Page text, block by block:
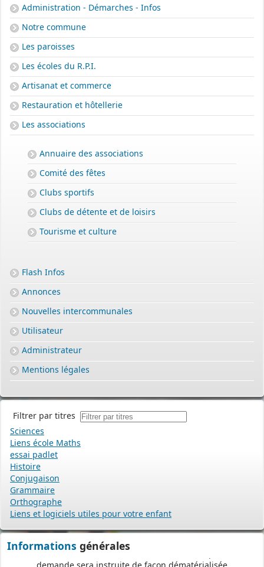
Administration - Démarches - Infos
Notre commune
Les paroisses
Les écoles du R.P.I.
Artisanat et commerce
Restauration et hôtellerie
Les associations
Annuaire des associations
Comité des fêtes
Clubs sportifs
Clubs de détente et de loisirs
Tourisme et culture
Flash Infos
Annonces
Nouvelles intercommunales
Utilisateur
Administrateur
Mentions légales
Filtrer par titres
Sciences
Liens école Maths
essai padlet
Histoire
Conjugaison
Grammaire
Orthographe
Liens et logiciels utiles pour votre enfant
Informations générales
PERMIS DE CONSTRUIRE- DECLARATION PREALABLE
dorénavant en ligne
voie électronique (SVE)
(Permis de construire, d’aménager et de démolir, déclaration
préalable et certificat d’urbanisme) avec les mêmes garanties de
réception
et de prise en compte de votre dossier qu’un dépôt par papier.
Nous vous proposons un téléservice, destiné aux particuliers
comme aux professionnels,
directement en ligne,
à tout moment et où que vous soyez, dans le cadre d’une
Plus besoin d’imprimer vos demandes en de multiples
exemplaires, d’envoyer des plis en recommandé avec accusé de
ou de vous déplacer aux horaires d’ouverture de votre mairie : en
déposant en ligne, vous réaliserez des économies de papier,
de frais d’envoi et de temps. Vous pouvez également suivre en
accéder aux courriers de la mairie, etc. Une fois déposée, votre
demande sera instruite de façon dématérialisée